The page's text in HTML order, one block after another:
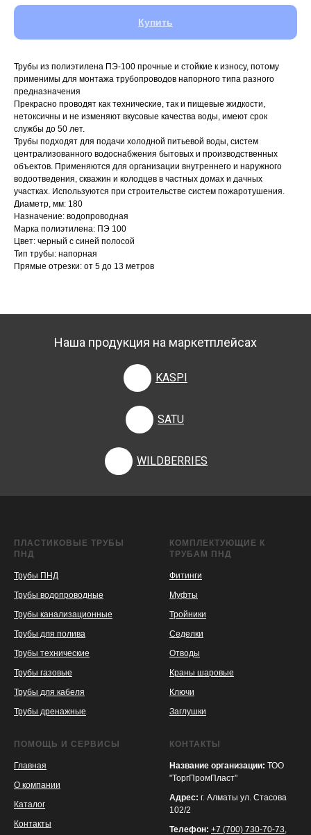
Купить
Трубы из полиэтилена ПЭ-100 прочные и стойкие к износу, потому
применимы для монтажа трубопроводов напорного типа разного
предназначения
Прекрасно проводят как технические, так и пищевые жидкости,
нетоксичны и не изменяют вкусовые качества воды, имеют срок
службы до 50 лет.
Трубы подходят для подачи холодной питьевой воды, систем
централизованного водоснабжения бытовых и производственных
объектов. Применяются для организации внутреннего и наружного
водоотведения, скважин и колодцев в частных домах и дачных
участках. Используются при строительстве систем пожаротушения.
Диаметр, мм: 180
Назначение: водопроводная
Марка полиэтилена: ПЭ 100
Цвет: черный с синей полосой
Тип трубы: напорная
Прямые отрезки: от 5 до 13 метров
Наша продукция на маркетплейсах
KASPI
SATU
WILDBERRIES
ПЛАСТИКОВЫЕ ТРУБЫ
ПНД
Трубы ПНД
Трубы водопроводные
Трубы канализационные
Трубы для полива
Трубы технические
Трубы газовые
Трубы для кабеля
Трубы дренажные
КОМПЛЕКТУЮЩИЕ К
ТРУБАМ ПНД
Фитинги
Муфты
Тройники
Седелки
Отводы
Краны шаровые
Ключи
Заглушки
ПОМОЩЬ И СЕРВИСЫ
Главная
О компании
Каталог
Контакты
КОНТАКТЫ
Название организации: ТОО
"ТоргПромПласт"
Адрес: г. Алматы ул. Стасова
102/2
Телефон: +7 (700) 730-70-73,